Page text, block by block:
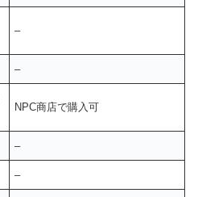
–
–
NPC商店で購入可
–
–